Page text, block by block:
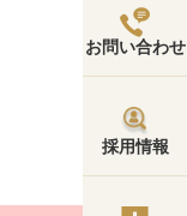
お問い合わせ
採用情報